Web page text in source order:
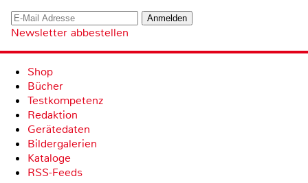
Newsletter abbestellen
Shop
Bücher
Testkompetenz
Redaktion
Gerätedaten
Bildergalerien
Kataloge
RSS-Feeds